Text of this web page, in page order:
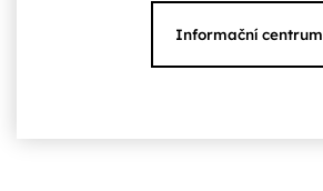
Informační centrum